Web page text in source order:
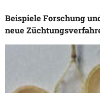
Beispiele Forschung
neue